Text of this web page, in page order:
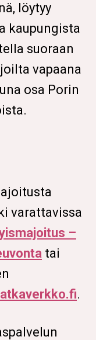
löytyy
kaupungista
suoraan
vapaana
osa Porin
varattavissa
–
tai
.